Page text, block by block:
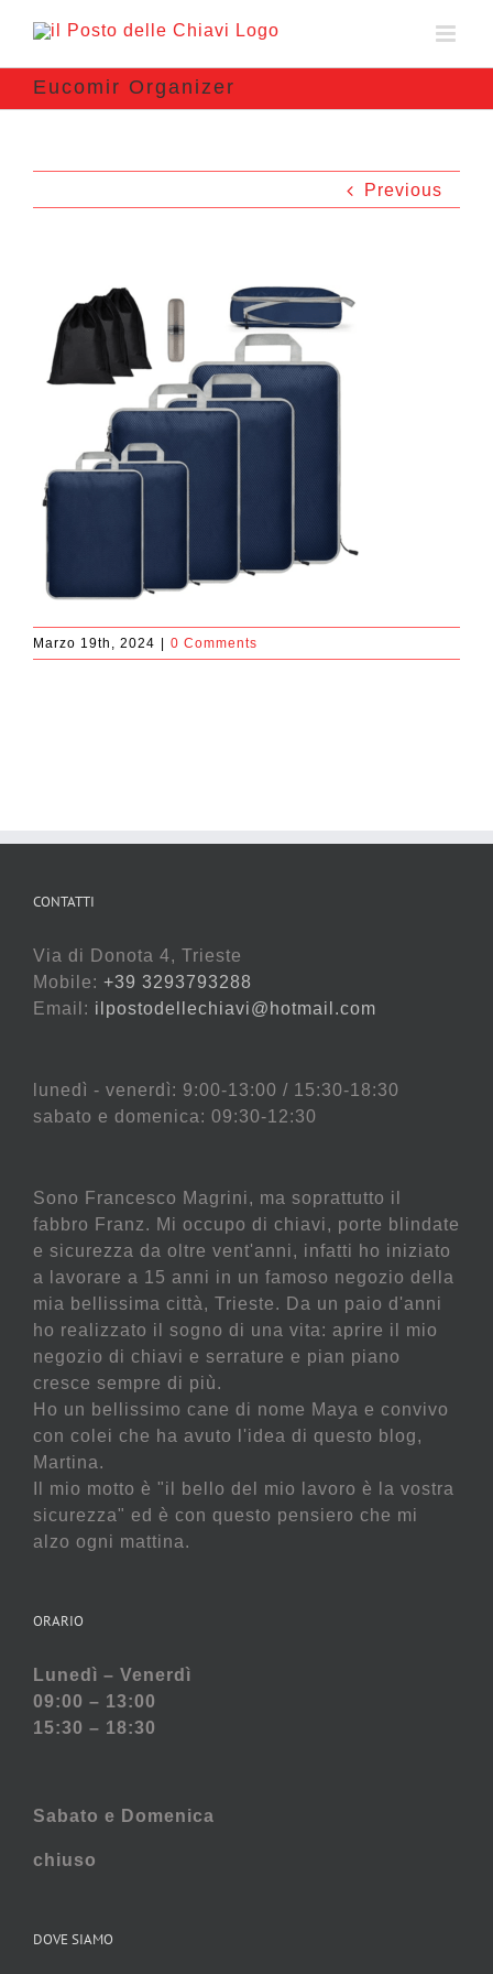
Eucomir Organizer
Previous
Marzo 19th, 2024 0 Comments
CONTATTI
Via di Donota 4, Trieste
Mobile: +39 3293793288
Email: ilpostodellechiavi@hotmail.com
lunedì - venerdì: 9:00-13:00 / 15:30-18:30
sabato e domenica: 09:30-12:30
Sono Francesco Magrini, ma soprattutto il
fabbro Franz. Mi occupo di chiavi, porte blindate
e sicurezza da oltre vent'anni, infatti ho iniziato
a lavorare a 15 anni in un famoso negozio della
mia bellissima città, Trieste. Da un paio d'anni
ho realizzato il sogno di una vita: aprire il mio
negozio di chiavi e serrature e pian piano
cresce sempre di più.
Ho un bellissimo cane di nome Maya e convivo
con colei che ha avuto l'idea di questo blog,
Martina.
Il mio motto è "il bello del mio lavoro è la vostra
sicurezza" ed è con questo pensiero che mi
alzo ogni mattina.
ORARIO
Lunedì – Venerdì
09:00 – 13:00
15:30 – 18:30
Sabato e Domenica
chiuso
DOVE SIAMO